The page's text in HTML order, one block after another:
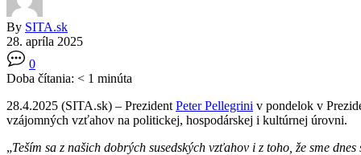
By SITA.sk
28. apríla 2025
0
Doba čítania: < 1 minúta
28.4.2025 (SITA.sk) – Prezident Peter Pellegrini v pondelok v
vzájomných vzťahov na politickej, hospodárskej i kultúrnej úrovni.
„Teším sa z našich dobrých susedských vzťahov i z toho, že sme